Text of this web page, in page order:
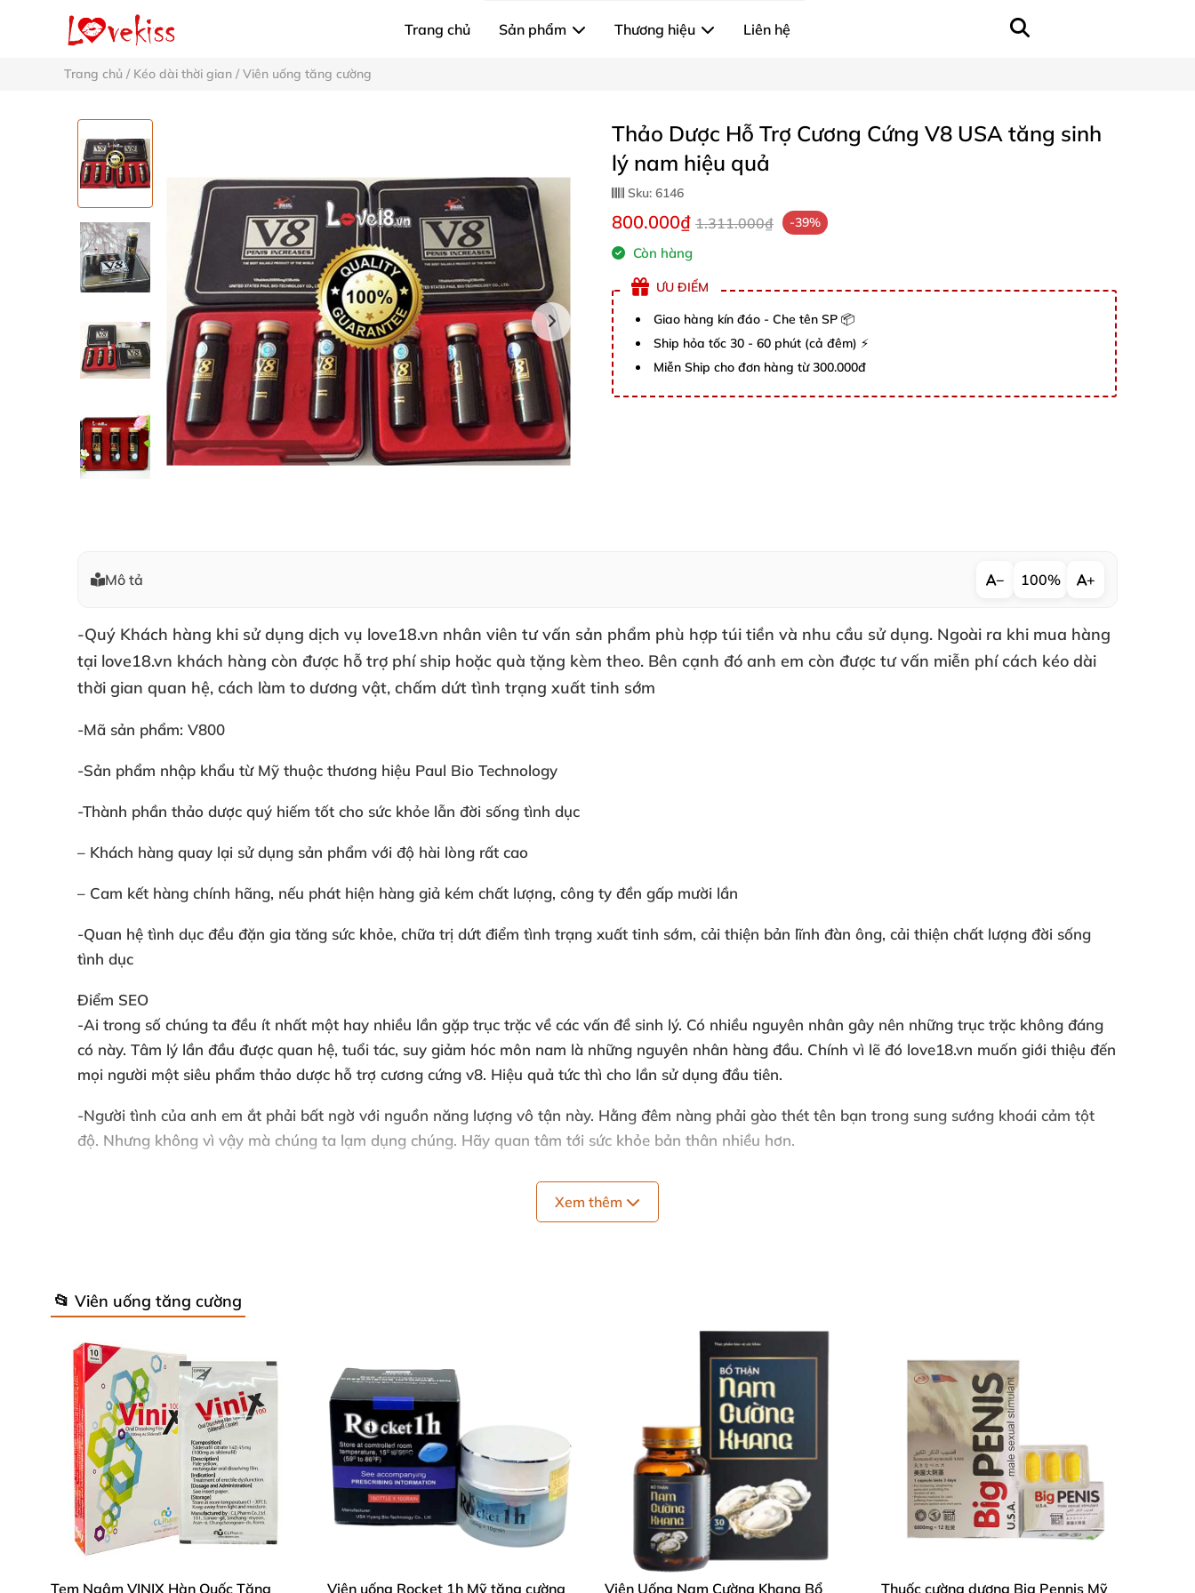
Trang chủ Sản phẩm Thương hiệu Liên hệ
Trang chủ / Kéo dài thời gian / Viên uống tăng cường
Thảo Dược Hỗ Trợ Cương Cứng V8 USA tăng sinh
lý nam hiệu quả
Sku: 6146
800.000₫ 1.311.000₫ -39%
Còn hàng
ƯU ĐIỂM
Giao hàng kín đáo - Che tên SP 📦
Ship hỏa tốc 30 - 60 phút (cả đêm) ⚡
Miễn Ship cho đơn hàng từ 300.000đ
Mô tả − 100% +
-Quý Khách hàng khi sử dụng dịch vụ love18.vn nhân viên tư vấn sản phẩm phù hợp túi tiền và nhu cầu sử dụng. Ngoài ra khi mua hàng
tại love18.vn khách hàng còn được hỗ trợ phí ship hoặc quà tặng kèm theo. Bên cạnh đó anh em còn được tư vấn miễn phí cách kéo dài
thời gian quan hệ, cách làm to dương vật, chấm dứt tình trạng xuất tinh sớm
-Mã sản phẩm: V800
-Sản phẩm nhập khẩu từ Mỹ thuộc thương hiệu Paul Bio Technology
-Thành phần thảo dược quý hiếm tốt cho sức khỏe lẫn đời sống tình dục
– Khách hàng quay lại sử dụng sản phẩm với độ hài lòng rất cao
– Cam kết hàng chính hãng, nếu phát hiện hàng giả kém chất lượng, công ty đền gấp mười lần
-Quan hệ tình dục đều đặn gia tăng sức khỏe, chữa trị dứt điểm tình trạng xuất tinh sớm, cải thiện bản lĩnh đàn ông, cải thiện chất lượng đời sống
tình dục
Điểm SEO
-Ai trong số chúng ta đều ít nhất một hay nhiều lần gặp trục trặc về các vấn đề sinh lý. Có nhiều nguyên nhân gây nên những trục trặc không đáng
có này. Tâm lý lần đầu được quan hệ, tuổi tác, suy giảm hóc môn nam là những nguyên nhân hàng đầu. Chính vì lẽ đó love18.vn muốn giới thiệu đến
mọi người một siêu phẩm thảo dược hỗ trợ cương cứng v8. Hiệu quả tức thì cho lần sử dụng đầu tiên.
-Người tình của anh em ắt phải bất ngờ với nguồn năng lượng vô tận này. Hằng đêm nàng phải gào thét tên bạn trong sung sướng khoái cảm tột
độ. Nhưng không vì vậy mà chúng ta lạm dụng chúng. Hãy quan tâm tới sức khỏe bản thân nhiều hơn.
Xem thêm
📂 Viên uống tăng cường
Tem Ngậm VINIX Hàn Quốc Tăng
Viên uống Rocket 1h Mỹ tăng cường
Viên Uống Nam Cường Khang Bổ
Thuốc cường dương Big Pennis Mỹ